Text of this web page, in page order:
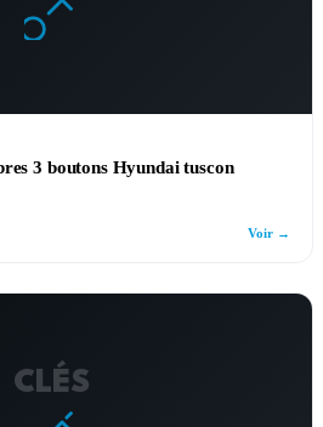
3 boutons Hyundai tuscon
Voir →
CLÉS